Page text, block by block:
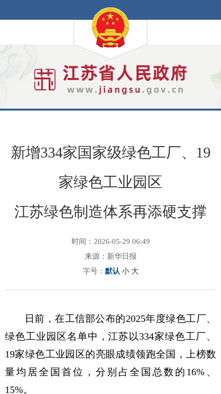
新增334家国家级绿色工厂、19
家绿色工业园区
江苏绿色制造体系再添硬支撑
时间：2026-05-29 06:49
来源：新华日报
字号： 默认 小 大
日前，在工信部公布的2025年度绿色工厂、
绿色工业园区名单中，江苏以334家绿色工厂、
19家绿色工业园区的亮眼成绩领跑全国，上榜数
量均居全国首位，分别占全国总数的16%、
15%。